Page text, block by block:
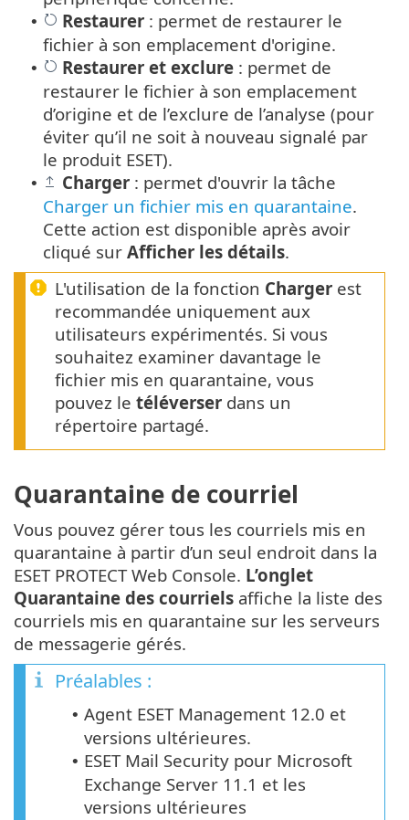
• Restaurer : permet de restaurer le
fichier à son emplacement d'origine.
• Restaurer et exclure : permet de
restaurer le fichier à son emplacement
d’origine et de l’exclure de l’analyse (pour
éviter qu’il ne soit à nouveau signalé par
le produit ESET).
• Charger : permet d'ouvrir la tâche
Charger un fichier mis en quarantaine.
Cette action est disponible après avoir
cliqué sur Afficher les détails.
L'utilisation de la fonction Charger est
recommandée uniquement aux
utilisateurs expérimentés. Si vous
souhaitez examiner davantage le
fichier mis en quarantaine, vous
pouvez le téléverser dans un
répertoire partagé.
Quarantaine de courriel
Vous pouvez gérer tous les courriels mis en
quarantaine à partir d’un seul endroit dans la
ESET PROTECT Web Console. L’onglet
Quarantaine des courriels affiche la liste des
courriels mis en quarantaine sur les serveurs
de messagerie gérés.
Préalables :
• Agent ESET Management 12.0 et
versions ultérieures.
• ESET Mail Security pour Microsoft
Exchange Server 11.1 et les
versions ultérieures